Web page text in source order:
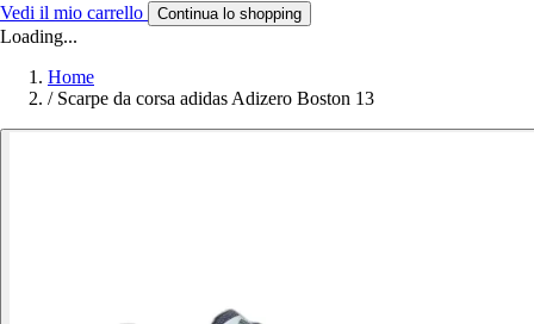
Vedi il mio carrello Continua lo shopping
Loading...
Home
/ Scarpe da corsa adidas Adizero Boston 13